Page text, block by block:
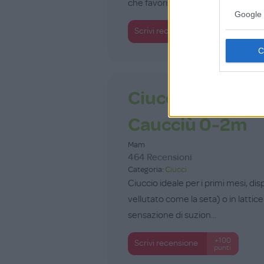
Google
che favorisce il corretto s...
Scrivi recensione
+100
Ciuccio Start
Caucciù 0-2m
Mam
464 Recensioni
Categoria: Ciucci
Ciuccio ideale per i primi mesi,
vellutato come la seta) o in
sensazione di suzion...
Scrivi recensione
+100
punti